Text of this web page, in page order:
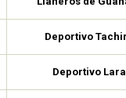
Deportivo
Deportivo Lara